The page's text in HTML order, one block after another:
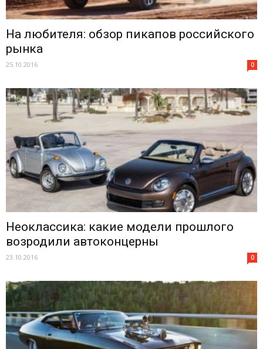
На любителя: обзор пикапов российского
рынка
25.10.2016 0
Неоклассика: какие модели прошлого
возродили автоконцерны
23.10.2016 0